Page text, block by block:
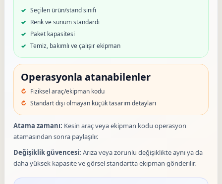
Seçilen ürün/stand sınıfı
Renk ve sunum standardı
Paket kapasitesi
Temiz, bakımlı ve çalışır ekipman
Operasyonla atanabilenler
Fiziksel araç/ekipman kodu
Standart dışı olmayan küçük tasarım detayları
Atama zamanı: Kesin araç veya ekipman kodu operasyon
atamasından sonra paylaşılır.
Değişiklik güvencesi: Arıza veya zorunlu değişiklikte aynı ya da
daha yüksek kapasite ve görsel standartta ekipman gönderilir.